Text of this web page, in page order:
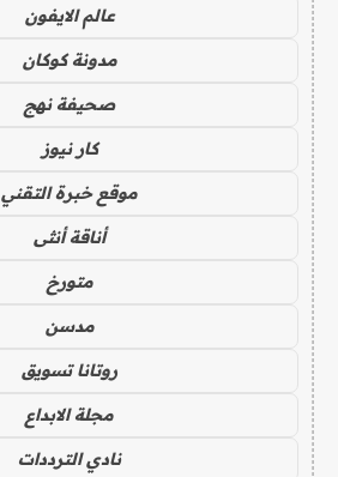
عالم الايفون
مدونة كوكان
صحيفة نهج
كار نيوز
موقع خبرة التقني
أناقة أنثى
متورخ
مدسن
روتانا تسويق
مجلة الابداع
نادي الترددات